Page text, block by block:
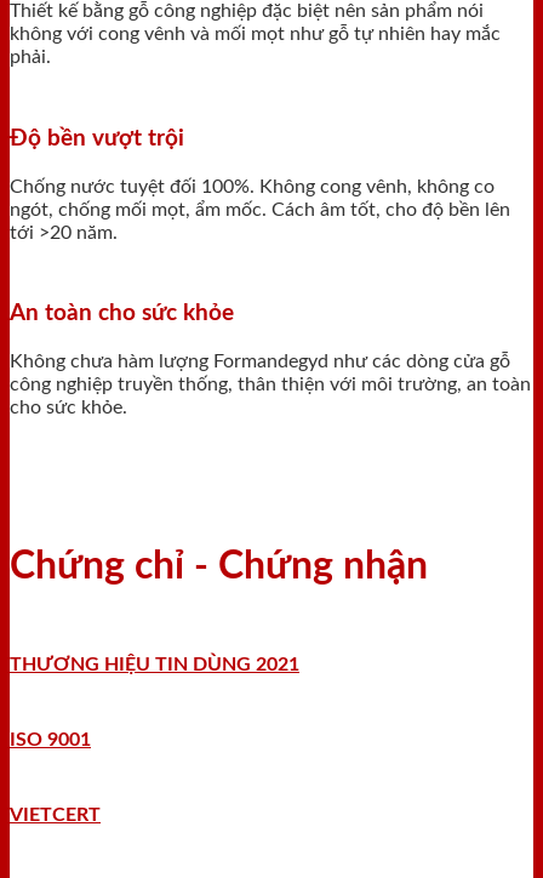
Thiết kế bằng gỗ công nghiệp đặc biệt nên sản phẩm nói
không với cong vênh và mối mọt như gỗ tự nhiên hay mắc
phải.
Độ bền vượt trội
Chống nước tuyệt đối 100%. Không cong vênh, không co
ngót, chống mối mọt, ẩm mốc. Cách âm tốt, cho độ bền lên
tới >20 năm.
An toàn cho sức khỏe
Không chưa hàm lượng Formandegyd như các dòng cửa gỗ
công nghiệp truyền thống, thân thiện với môi trường, an toàn
cho sức khỏe.
Chứng chỉ - Chứng nhận
THƯƠNG HIỆU TIN DÙNG 2021
ISO 9001
VIETCERT